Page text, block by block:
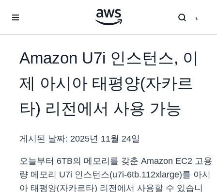
Amazon U7i 인스턴스, 이
제 아시아 태평양(자카르
타) 리전에서 사용 가능
게시된 날짜: 2025년 11월 24일
오늘부터 6TB의 메모리를 갖춘 Amazon EC2 고용
량 메모리 U7i 인스턴스(u7i-6tb.112xlarge)를 아시
아 태평양(자카르타) 리전에서 사용할 수 있습니